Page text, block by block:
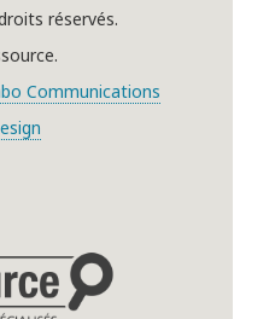
réservés.
Communications